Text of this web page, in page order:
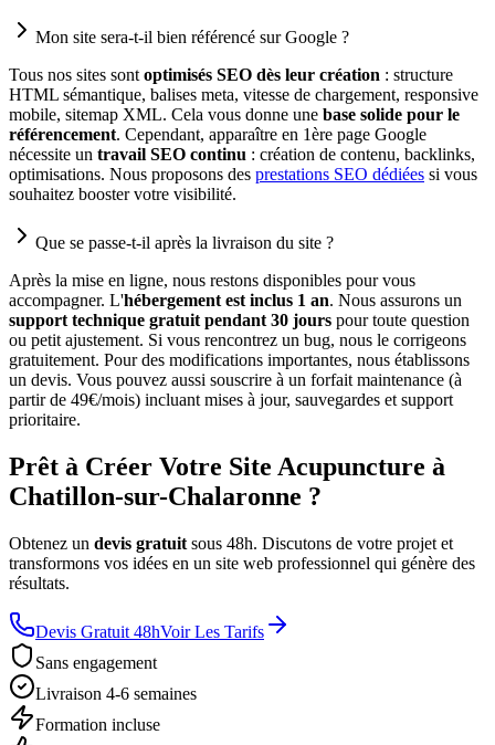
Mon site sera-t-il bien référencé sur Google ?
Tous nos sites sont optimisés SEO dès leur création : structure
HTML sémantique, balises meta, vitesse de chargement, responsive
mobile, sitemap XML. Cela vous donne une base solide pour le
référencement. Cependant, apparaître en 1ère page Google
nécessite un travail SEO continu : création de contenu, backlinks,
optimisations. Nous proposons des prestations SEO dédiées si vous
souhaitez booster votre visibilité.
Que se passe-t-il après la livraison du site ?
Après la mise en ligne, nous restons disponibles pour vous
accompagner. L'hébergement est inclus 1 an. Nous assurons un
support technique gratuit pendant 30 jours pour toute question
ou petit ajustement. Si vous rencontrez un bug, nous le corrigeons
gratuitement. Pour des modifications importantes, nous établissons
un devis. Vous pouvez aussi souscrire à un forfait maintenance (à
partir de 49€/mois) incluant mises à jour, sauvegardes et support
prioritaire.
Prêt à Créer Votre Site Acupuncture à
Chatillon-sur-Chalaronne ?
Obtenez un devis gratuit sous 48h. Discutons de votre projet et
transformons vos idées en un site web professionnel qui génère des
résultats.
Devis Gratuit 48hVoir Les Tarifs
Sans engagement
Livraison 4-6 semaines
Formation incluse